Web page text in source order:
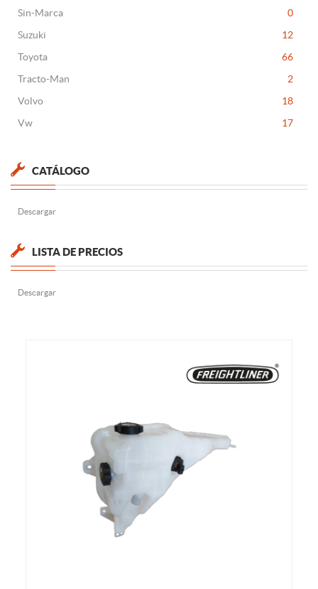
Sin-Marca
0
Suzuki
12
Toyota
66
Tracto-Man
2
Volvo
18
Vw
17
CATÁLOGO
Descargar
LISTA DE PRECIOS
Descargar